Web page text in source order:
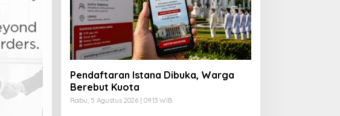
Pendaftaran Istana Dibuka, Warga
Berebut Kuota
Rabu, 5 Agustus 2026 | 09:13 WIB